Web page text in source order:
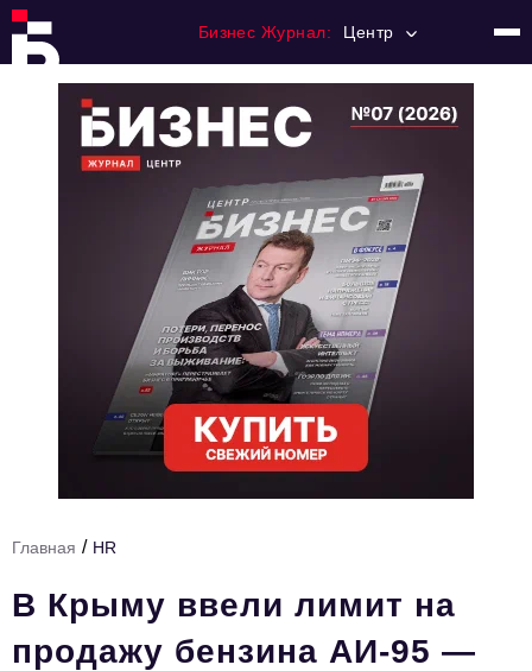
Бизнес Журнал: Центр
Регулирование
Премия "Тульский Бизнес"
История тульского предпринимательства
Тема номера
HR
Главная / HR
В Крыму ввели лимит на
продажу бензина АИ-95 —